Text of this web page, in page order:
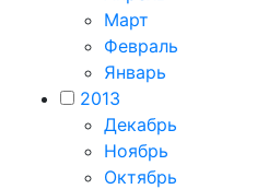
Март
Февраль
Январь
2013
Декабрь
Ноябрь
Октябрь